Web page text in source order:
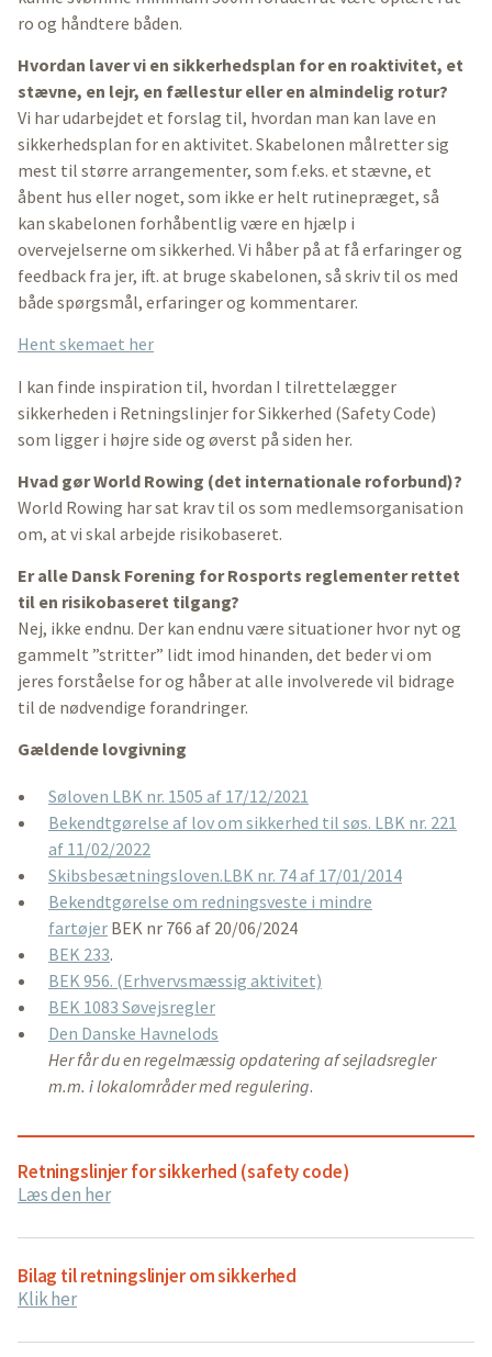
ro og håndtere båden.
Hvordan laver vi en sikkerhedsplan for en roaktivitet, et
stævne, en lejr, en fællestur eller en almindelig rotur?
Vi har udarbejdet et forslag til, hvordan man kan lave en
sikkerhedsplan for en aktivitet. Skabelonen målretter sig
mest til større arrangementer, som f.eks. et stævne, et
åbent hus eller noget, som ikke er helt rutinepræget, så
kan skabelonen forhåbentlig være en hjælp i
overvejelserne om sikkerhed. Vi håber på at få erfaringer og
feedback fra jer, ift. at bruge skabelonen, så skriv til os med
både spørgsmål, erfaringer og kommentarer.
Hent skemaet her
I kan finde inspiration til, hvordan I tilrettelægger
sikkerheden i Retningslinjer for Sikkerhed (Safety Code)
som ligger i højre side og øverst på siden her.
Hvad gør World Rowing (det internationale roforbund)?
World Rowing har sat krav til os som medlemsorganisation
om, at vi skal arbejde risikobaseret.
Er alle Dansk Forening for Rosports reglementer rettet
til en risikobaseret tilgang?
Nej, ikke endnu. Der kan endnu være situationer hvor nyt og
gammelt ”stritter” lidt imod hinanden, det beder vi om
jeres forståelse for og håber at alle involverede vil bidrage
til de nødvendige forandringer.
Gældende lovgivning
Søloven LBK nr. 1505 af 17/12/2021
Bekendtgørelse af lov om sikkerhed til søs. LBK nr. 221
af 11/02/2022
Skibsbesætningsloven.LBK nr. 74 af 17/01/2014
Bekendtgørelse om redningsveste i mindre
fartøjer BEK nr 766 af 20/06/2024
BEK 233.
BEK 956. (Erhvervsmæssig aktivitet)
BEK 1083 Søvejsregler
Den Danske Havnelods
Her får du en regelmæssig opdatering af sejladsregler
m.m. i lokalområder med regulering.
Retningslinjer for sikkerhed (safety code)
Læs den her
Bilag til retningslinjer om sikkerhed
Klik her